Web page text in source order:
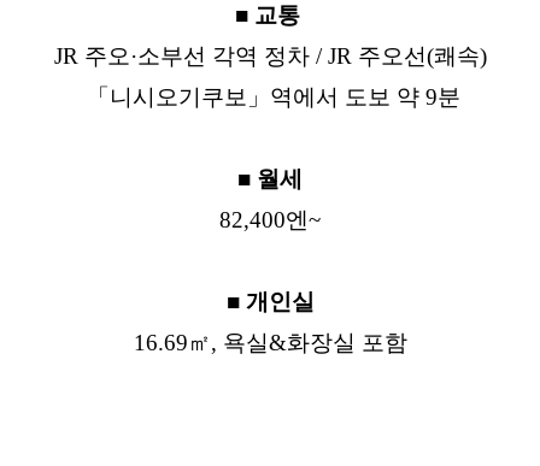
■ 교통
JR 주오·소부선 각역 정차 / JR 주오선(쾌속)
「니시오기쿠보」역에서 도보 약 9분
■ 월세
82,400엔~
■ 개인실
16.69㎡, 욕실&화장실 포함